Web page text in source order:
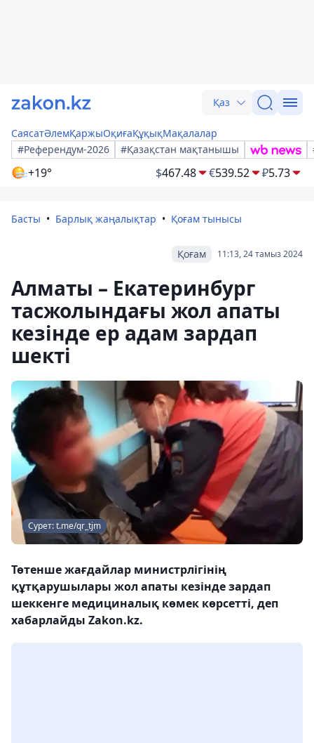
Қаз
СаясатӘлемҚаржыОқиғаҚұқықМақалалар
#Референдум-2026
#Қазақстан мақтанышы
+19° $467.48 €539.52 ₽5.73
Басты Барлық жаңалықтар Қоғам тынысы
11:13, 24 тамыз 2024
Қоғам
Алматы – Екатеринбург
тасжолындағы жол апаты
кезінде ер адам зардап
шекті
Сурет: t.me/qr_tjm
Төтенше жағдайлар министрлігінің
құтқарушылары жол апаты кезінде зардап
шеккенге медициналық көмек көрсетті, деп
хабарлайды Zakon.kz.